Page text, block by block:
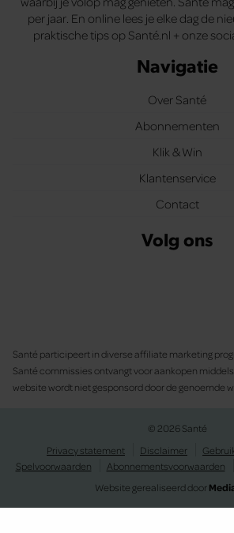
per jaar. En online lees je elke dag de
praktische tips op Santé.nl + onze
Navigatie
Over Santé
Abonnementen
Klik & Win
Klantenservice
Contact
Volg ons
Santé participeert in diverse affiliate marketing
Santé commissies ontvangt voor aankopen
website wordt niet gesponsord door de genoemde
© 2026 Santé
Privacy statement
Disclaimer
Spelvoorwaarden
Abonnementsvoorwaarden
Website gerealiseerd door